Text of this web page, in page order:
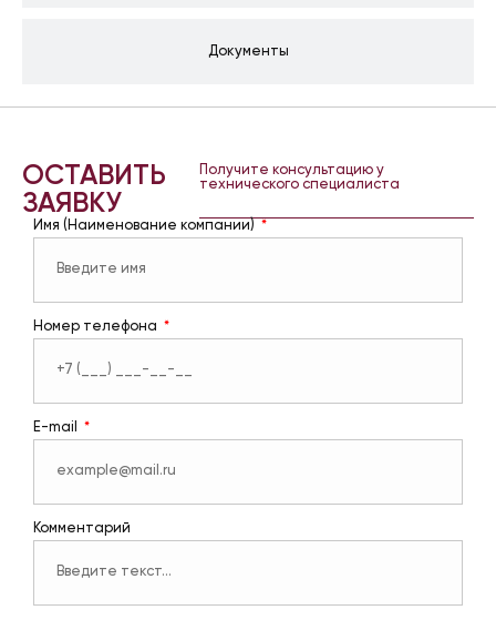
Документы
ОСТАВИТЬ
ЗАЯВКУ
Получите консультацию у
технического специалиста
Имя (Наименование компании)
Номер телефона
E-mail
Комментарий